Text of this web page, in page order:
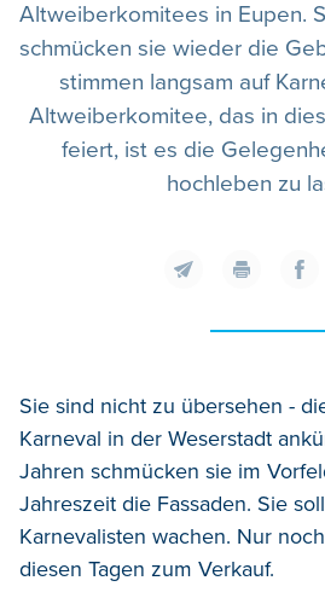
Altweiberkomitees in Eupen.
schmücken sie wieder die
stimmen langsam auf
Altweiberkomitee, das in
feiert, ist es die
hochleben zu
Sie sind nicht zu übersehen -
Karneval in der Weserstadt
Jahren schmücken sie im
Jahreszeit die Fassaden. Sie
Karnevalisten wachen. Nur
diesen Tagen zum Verkauf.